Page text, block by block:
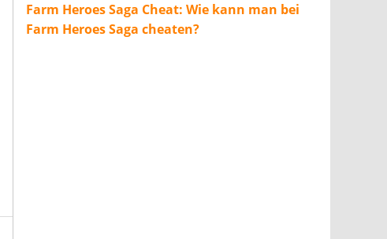
Farm Heroes Saga Cheat: Wie kann man bei
Farm Heroes Saga cheaten?